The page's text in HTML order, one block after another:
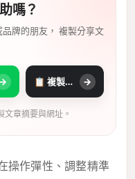
嗎？
牌的朋友， 複製分享文
→ 📋 複製摘要 →
章摘要與網址。
操作彈性、調整精準